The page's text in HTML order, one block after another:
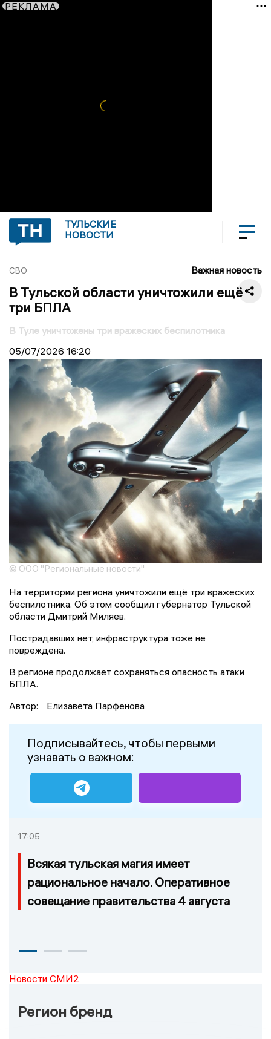
РЕКЛАМА
ТУЛЬСКИЕ
НОВОСТИ
СВО Важная новость
В Тульской области уничтожили ещё
три БПЛА
В Туле уничтожены три вражеских беспилотника
05/07/2026 16:20
© ООО "Региональные новости"
На территории региона уничтожили ещё три вражеских
беспилотника. Об этом сообщил губернатор Тульской
области Дмитрий Миляев.
Пострадавших нет, инфраструктура тоже не
повреждена.
В регионе продолжает сохраняться опасность атаки
БПЛА.
Автор:
Елизавета Парфенова
Подписывайтесь, чтобы первыми
узнавать о важном:
17:05
Всякая тульская магия имеет
рациональное начало. Оперативное
совещание правительства 4 августа
Новости СМИ2
Регион бренд